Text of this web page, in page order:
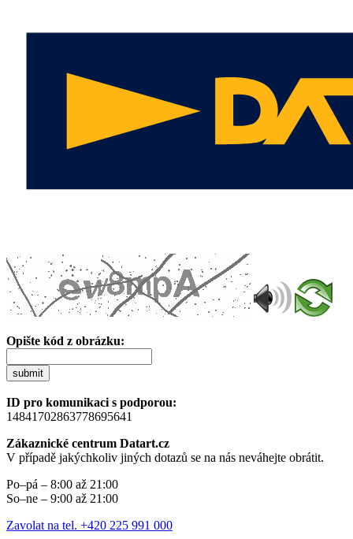
Opište kód z obrázku:
submit
ID pro komunikaci s podporou:
14841702863778695641
Zákaznické centrum Datart.cz
V případě jakýchkoliv jiných dotazů se na nás neváhejte obrátit.
Po–pá – 8:00 až 21:00
So–ne – 9:00 až 21:00
Zavolat na tel. +420 225 991 000